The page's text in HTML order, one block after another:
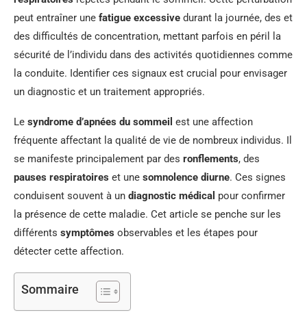
peut entraîner une fatigue excessive durant la journée, des et
des difficultés de concentration, mettant parfois en péril la
sécurité de l’individu dans des activités quotidiennes comme
la conduite. Identifier ces signaux est crucial pour envisager
un diagnostic et un traitement appropriés.
Le syndrome d’apnées du sommeil est une affection
fréquente affectant la qualité de vie de nombreux individus. Il
se manifeste principalement par des ronflements, des
pauses respiratoires et une somnolence diurne. Ces signes
conduisent souvent à un diagnostic médical pour confirmer
la présence de cette maladie. Cet article se penche sur les
différents symptômes observables et les étapes pour
détecter cette affection.
Sommaire